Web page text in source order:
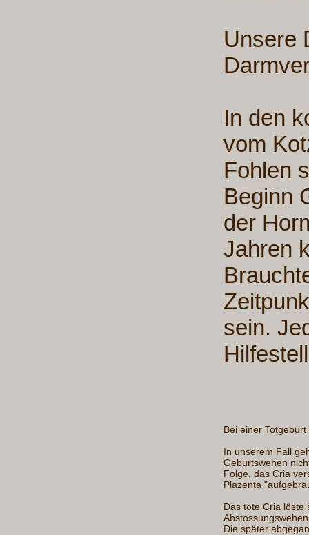
Unsere
In den
vom
Fohlen
Beginn
der
Jahren
sein.
Bei einer
In unserem Fall
Geburtswehen
Folge, das Cria
Plazenta
Das tote Cria löste
Die später